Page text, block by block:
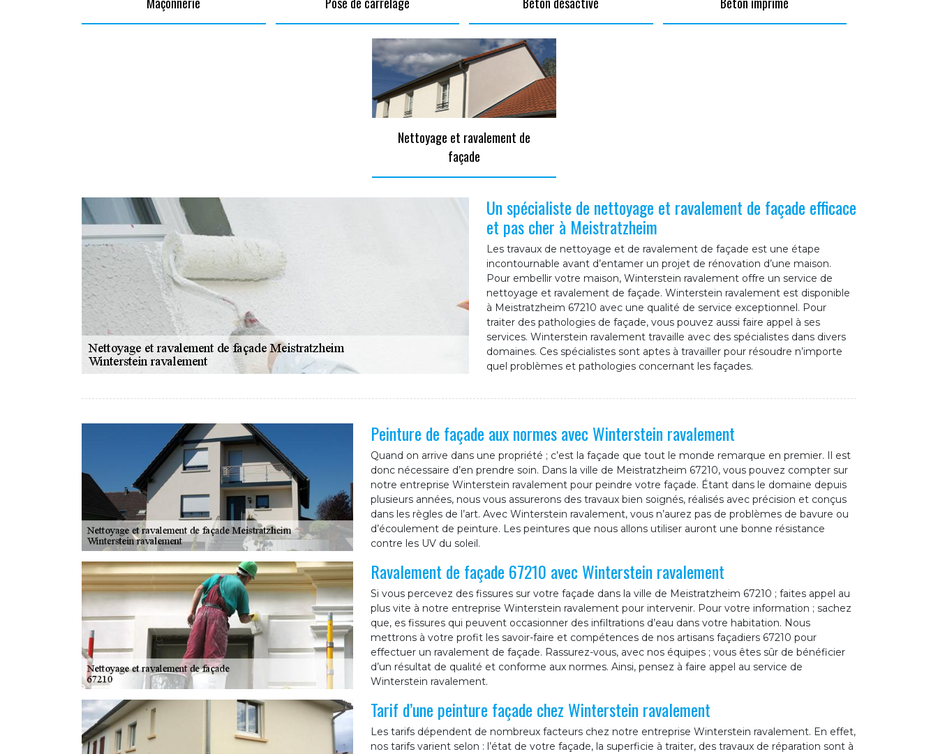
Nettoyage et ravalement de
façade
Un spécialiste de nettoyage et ravalement de façade efficace
et pas cher à Meistratzheim
Les travaux de nettoyage et de ravalement de façade est une étape
incontournable avant d’entamer un projet de rénovation d’une maison.
Pour embellir votre maison, Winterstein ravalement offre un service de
nettoyage et ravalement de façade. Winterstein ravalement est disponible
à Meistratzheim 67210 avec une qualité de service exceptionnel. Pour
traiter des pathologies de façade, vous pouvez aussi faire appel à ses
services. Winterstein ravalement travaille avec des spécialistes dans divers
domaines. Ces spécialistes sont aptes à travailler pour résoudre n’importe
quel problèmes et pathologies concernant les façades.
Peinture de façade aux normes avec Winterstein ravalement
Quand on arrive dans une propriété ; c’est la façade que tout le monde remarque en premier. Il est
donc nécessaire d’en prendre soin. Dans la ville de Meistratzheim 67210, vous pouvez compter sur
notre entreprise Winterstein ravalement pour peindre votre façade. Étant dans le domaine depuis
plusieurs années, nous vous assurerons des travaux bien soignés, réalisés avec précision et conçus
dans les règles de l’art. Avec Winterstein ravalement, vous n’aurez pas de problèmes de bavure ou
d’écoulement de peinture. Les peintures que nous allons utiliser auront une bonne résistance
contre les UV du soleil.
Ravalement de façade 67210 avec Winterstein ravalement
Si vous percevez des fissures sur votre façade dans la ville de Meistratzheim 67210 ; faites appel au
plus vite à notre entreprise Winterstein ravalement pour intervenir. Pour votre information ; sachez
que, es fissures qui peuvent occasionner des infiltrations d’eau dans votre habitation. Nous
mettrons à votre profit les savoir-faire et compétences de nos artisans façadiers 67210 pour
effectuer un ravalement de façade. Rassurez-vous, avec nos équipes ; vous êtes sûr de bénéficier
d’un résultat de qualité et conforme aux normes. Ainsi, pensez à faire appel au service de
Winterstein ravalement.
Tarif d’une peinture façade chez Winterstein ravalement
Les tarifs dépendent de nombreux facteurs chez notre entreprise Winterstein ravalement. En effet,
nos tarifs varient selon : l’état de votre façade, la superficie à traiter, des travaux de réparation sont à